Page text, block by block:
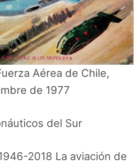
Aérea de Chile,
de 1977
del Sur
2018 La aviación de